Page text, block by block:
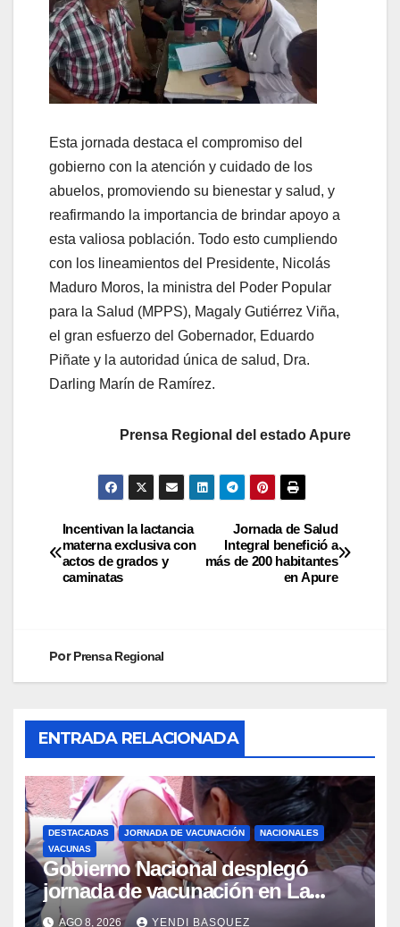
Esta jornada destaca el compromiso del
gobierno con la atención y cuidado de los
abuelos, promoviendo su bienestar y salud, y
reafirmando la importancia de brindar apoyo a
esta valiosa población. Todo esto cumpliendo
con los lineamientos del Presidente, Nicolás
Maduro Moros, la ministra del Poder Popular
para la Salud (MPPS), Magaly Gutiérrez Viña,
el gran esfuerzo del Gobernador, Eduardo
Piñate y la autoridad única de salud, Dra.
Darling Marín de Ramírez.
Prensa Regional del estado Apure
Jornada de Salud
Integral benefició a
más de 200 habitantes
en Apure
Incentivan la lactancia
materna exclusiva con
actos de grados y
caminatas
PorPrensa Regional
ENTRADA RELACIONADA
DESTACADAS JORNADA DE VACUNACIÓN
NACIONALES
VACUNAS
Gobierno Nacional desplegó
jornada de vacunación en La
Guaira para garantizar protección
AGO 8, 2026 YENDI BASQUEZ